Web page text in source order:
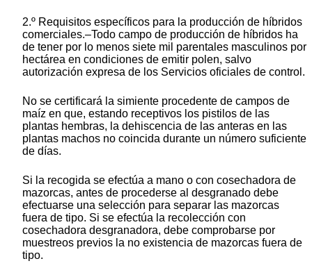
2.º Requisitos específicos para la producción de híbridos
comerciales.–Todo campo de producción de híbridos ha
de tener por lo menos siete mil parentales masculinos por
hectárea en condiciones de emitir polen, salvo
autorización expresa de los Servicios oficiales de control.
No se certificará la simiente procedente de campos de
maíz en que, estando receptivos los pistilos de las
plantas hembras, la dehiscencia de las anteras en las
plantas machos no coincida durante un número suficiente
de días.
Si la recogida se efectúa a mano o con cosechadora de
mazorcas, antes de procederse al desgranado debe
efectuarse una selección para separar las mazorcas
fuera de tipo. Si se efectúa la recolección con
cosechadora desgranadora, debe comprobarse por
muestreos previos la no existencia de mazorcas fuera de
tipo.